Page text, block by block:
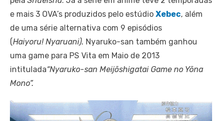
e mais 3 OVA’s produzidos pelo estúdio Xebec, além
de uma série alternativa com 9 episódios
(Haiyoru! Nyaruani). Nyaruko-san também ganhou
uma game para PS Vita em Maio de 2013
intitulada“Nyaruko-san Meijōshigatai Game no Yōna
Mono”.